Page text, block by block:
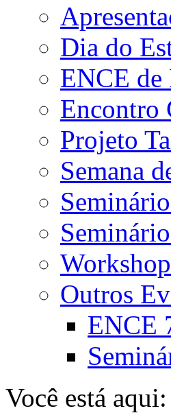
Dia do
ENCE de
Encontro
Projeto
Semana
Outros
ENCE
Você está aqui: